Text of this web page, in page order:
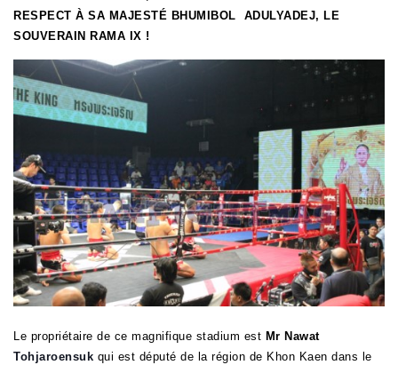
RESPECT À SA MAJESTÉ BHUMIBOL ADULYADEJ, LE
SOUVERAIN RAMA IX !
Le propriétaire de ce magnifique stadium est Mr Nawat
Tohjaroensuk qui est député de la région de Khon Kaen dans le